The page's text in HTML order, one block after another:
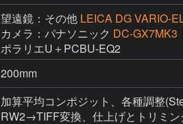
望遠鏡：その他 LEICA DG VARIO-
カメラ：パナソニック DC-GX7MK3
ポラリエU＋PCBU-EQ2
200mm
加算平均コンポジット、各種調整
RW2→TIFF変換、仕上げとトリミ